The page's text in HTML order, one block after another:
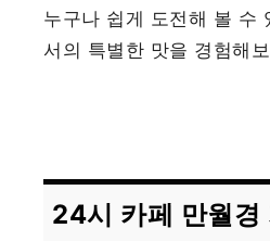
누구나 쉽게 도전해 볼 수
서의 특별한 맛을 경험해
24시 카페 만월경